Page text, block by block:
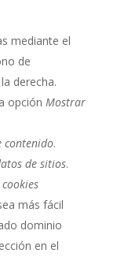
mediante el
de
derecha.
opción Mostrar
contenido.
de sitios.
cookies
más fácil
dominio
en el